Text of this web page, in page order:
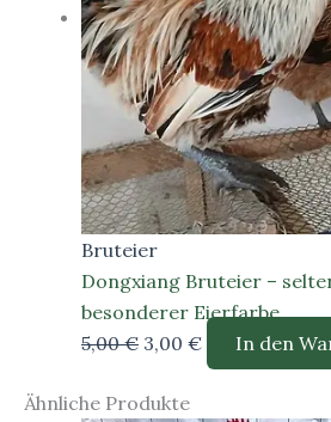
Bruteier
Dongxiang Bruteier –
besonderer Eierfarbe
5,00€ Ursprünglicher
war:
3,00 €Aktueller
Preis
In den
Ähnliche Produkte